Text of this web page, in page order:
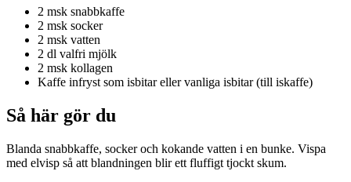
2 msk snabbkaffe
2 msk socker
2 msk vatten
2 dl valfri mjölk
2 msk kollagen
Kaffe infryst som isbitar eller vanliga isbitar (till iskaffe)
Så här gör du
Blanda snabbkaffe, socker och kokande vatten i en bunke. Vispa
med elvisp så att blandningen blir ett fluffigt tjockt skum.